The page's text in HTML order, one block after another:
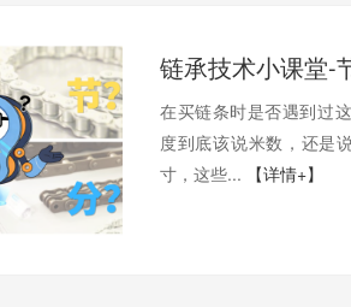
在买链条时是否遇到过
度到底该说米数，还是
寸，这些...
【详情+】